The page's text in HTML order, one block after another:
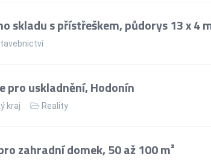
skladu s přístřeškem, půdorys 13 x 4
pro uskladnění, Hodonín
kraj Reality
zahradní domek, 50 až 100 m²